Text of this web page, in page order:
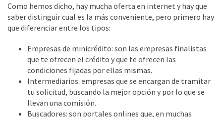
Como hemos dicho, hay mucha oferta en internet y hay que
saber distinguir cual es la más conveniente, pero primero hay
que diferenciar entre los tipos:
Empresas de minicrédito: son las empresas finalistas
que te ofrecen el crédito y que te ofrecen las
condiciones fijadas por ellas mismas.
Intermediarios: empresas que se encargan de tramitar
tu solicitud, buscando la mejor opción y por lo que se
llevan una comisión.
Buscadores: son portales onlines que, en muchas